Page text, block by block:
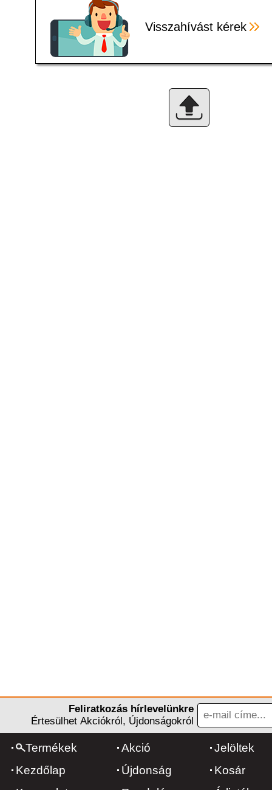
Visszahívást kérek
Feliratkozás hírlevelünkre
Értesülhet Akciókról, Újdonságokról
Termékek
Kezdőlap
Akció
Újdonság
Jelöltek
Kosár